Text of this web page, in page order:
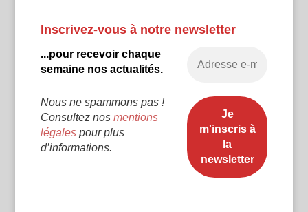
Inscrivez-vous à notre newsletter
...pour recevoir chaque
semaine nos actualités.
Nous ne spammons pas !
Consultez nos mentions
légalespour plus
d’informations.